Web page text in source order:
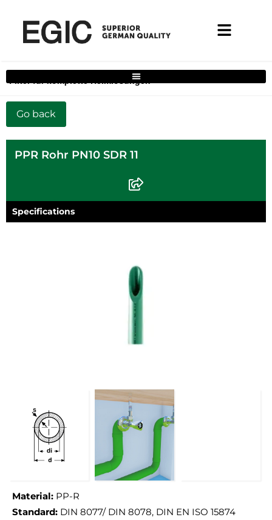
Filter für komplette Heimlösungen
PPR Rohr PN10 SDR 11
Specifications
Material: PP-R
Standard: DIN 8077/ DIN 8078, DIN EN ISO 15874